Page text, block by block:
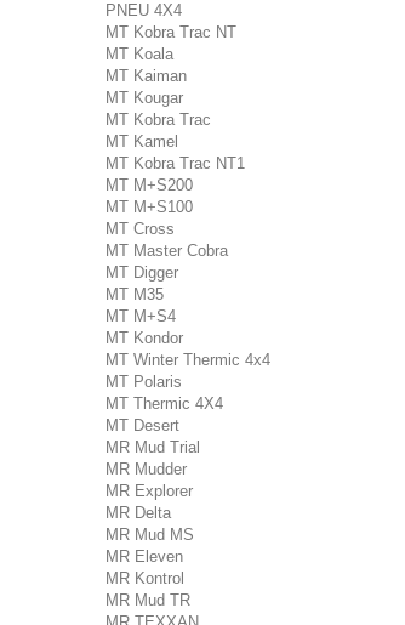
PNEU 4X4
MT Kobra Trac NT
MT Koala
MT Kaiman
MT Kougar
MT Kobra Trac
MT Kamel
MT Kobra Trac NT1
MT M+S200
MT M+S100
MT Cross
MT Master Cobra
MT Digger
MT M35
MT M+S4
MT Kondor
MT Winter Thermic 4x4
MT Polaris
MT Thermic 4X4
MT Desert
MR Mud Trial
MR Mudder
MR Explorer
MR Delta
MR Mud MS
MR Eleven
MR Kontrol
MR Mud TR